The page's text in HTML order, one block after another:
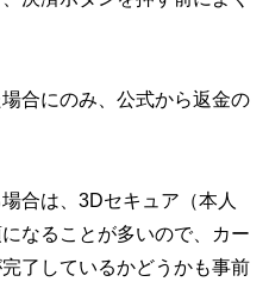
合にのみ、公式から返金の
合は、3Dセキュア（本人
なることが多いので、カー
了しているかどうかも事前